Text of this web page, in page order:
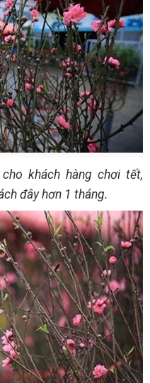
khách hàng chơi tết,
đây hơn 1 tháng.